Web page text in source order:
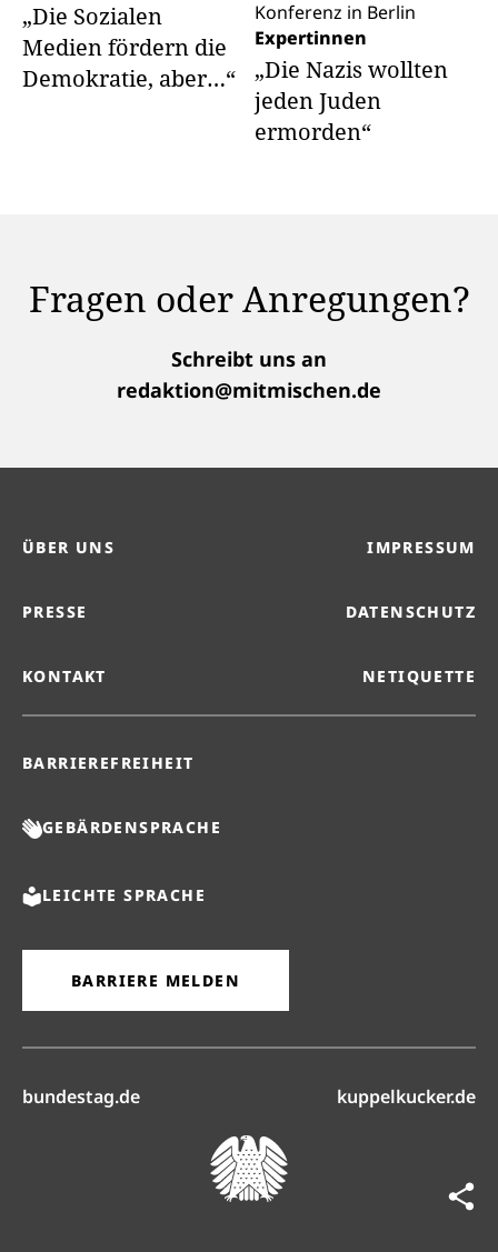
„Die Sozialen
Medien fördern die
Demokratie, aber…“
Expertinnen
„Die Nazis wollten
jeden Juden
ermorden“
Fragen oder Anregungen?
Schreibt uns an
redaktion@mitmischen.de
ÜBER UNS IMPRESSUM
PRESSE DATENSCHUTZ
KONTAKT NETIQUETTE
BARRIEREFREIHEIT
GEBÄRDENSPRACHE
LEICHTE SPRACHE
BARRIERE MELDEN
bundestag.de(öffnet in neuem Reiter)kuppelkucker.de